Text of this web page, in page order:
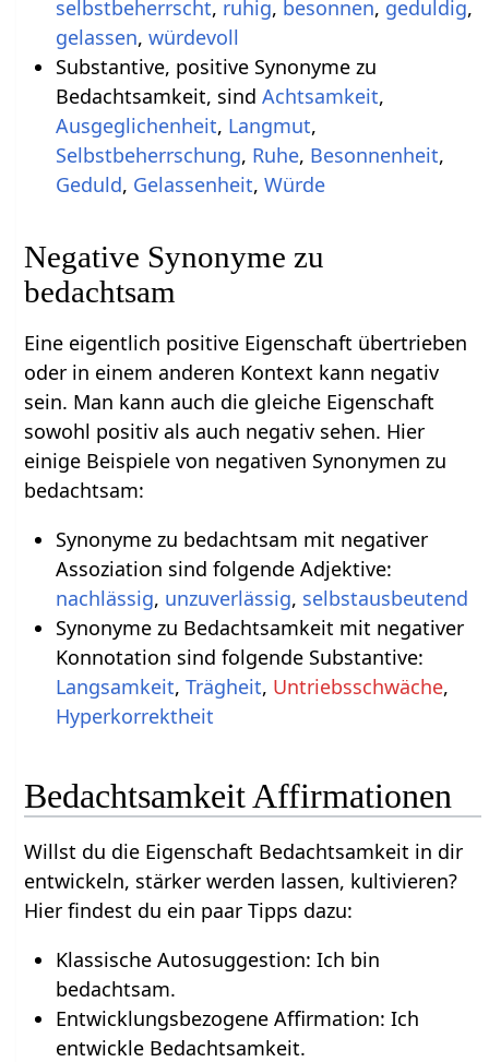
selbstbeherrscht, ruhig, besonnen, geduldig,
gelassen, würdevoll
Substantive, positive Synonyme zu
Bedachtsamkeit, sind Achtsamkeit,
Ausgeglichenheit, Langmut,
Selbstbeherrschung, Ruhe, Besonnenheit,
Geduld, Gelassenheit, Würde
Negative Synonyme zu
bedachtsam
Eine eigentlich positive Eigenschaft übertrieben
oder in einem anderen Kontext kann negativ
sein. Man kann auch die gleiche Eigenschaft
sowohl positiv als auch negativ sehen. Hier
einige Beispiele von negativen Synonymen zu
bedachtsam:
Synonyme zu bedachtsam mit negativer
Assoziation sind folgende Adjektive:
nachlässig, unzuverlässig, selbstausbeutend
Synonyme zu Bedachtsamkeit mit negativer
Konnotation sind folgende Substantive:
Langsamkeit, Trägheit, Untriebsschwäche,
Hyperkorrektheit
Bedachtsamkeit Affirmationen
Willst du die Eigenschaft Bedachtsamkeit in dir
entwickeln, stärker werden lassen, kultivieren?
Hier findest du ein paar Tipps dazu:
Klassische Autosuggestion: Ich bin
bedachtsam.
Entwicklungsbezogene Affirmation: Ich
entwickle Bedachtsamkeit.